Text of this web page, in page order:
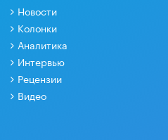
Новости
Колонки
Аналитика
Интервью
Рецензии
Видео